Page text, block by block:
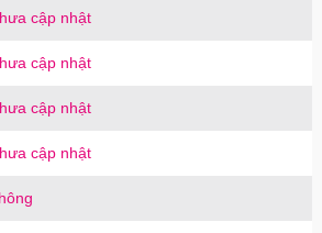
cập nhật
cập nhật
cập nhật
cập nhật